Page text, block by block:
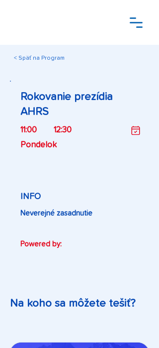
< Späť na Program
Rokovanie prezídia
AHRS
11:00
12:30
Pondelok
INFO
Neverejné zasadnutie
Powered by:
Na koho sa môžete tešiť?